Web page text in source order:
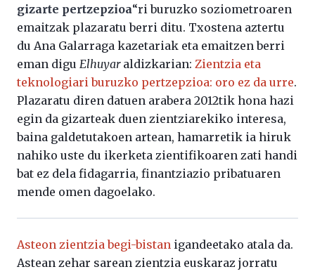
gizarte pertzepzioa“ri buruzko soziometroaren
emaitzak plazaratu berri ditu. Txostena aztertu
du Ana Galarraga kazetariak eta emaitzen berri
eman digu Elhuyaraldizkarian: Zientzia eta
teknologiari buruzko pertzepzioa: oro ez da urre.
Plazaratu diren datuen arabera 2012tik hona hazi
egin da gizarteak duen zientziarekiko interesa,
baina galdetutakoen artean, hamarretik ia hiruk
nahiko uste du ikerketa zientifikoaren zati handi
bat ez dela fidagarria, finantziazio pribatuaren
mende omen dagoelako.
Asteon zientzia begi-bistan igandeetako atala da.
Astean zehar sarean zientzia euskaraz jorratu